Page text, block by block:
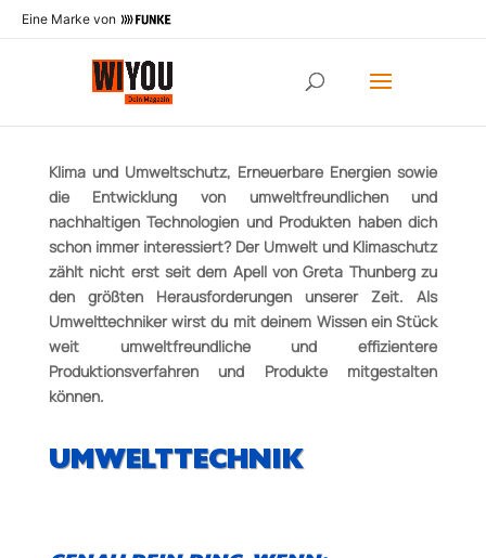
Eine Marke von
MULTIPERSPEKTIVISCH UNTERWEGS!
Klima­ und Umweltschutz, Erneuerbare Energien sowie
die Entwicklung von umweltfreundlichen und
nachhaltigen Technologien und Produkten haben dich
schon immer interessiert? Der Umwelt­ und Klimaschutz
zählt nicht erst seit dem Apell von Greta Thunberg zu
den größten Herausforderungen unserer Zeit.Als
Umwelttechniker wirst du mit deinem Wissen ein Stück
weit umweltfreundliche und effizientere
Produktionsverfahren und Produkte mitgestalten
können.
UMWELTTECHNIK